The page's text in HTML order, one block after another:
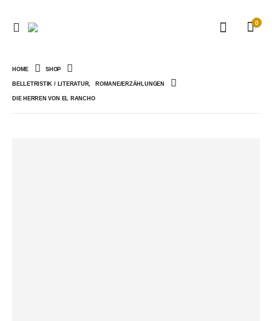
0
HOME SHOP
BELLETRISTIK / LITERATUR, ROMANE/ERZÄHLUNGEN
DIE HERREN VON EL RANCHO